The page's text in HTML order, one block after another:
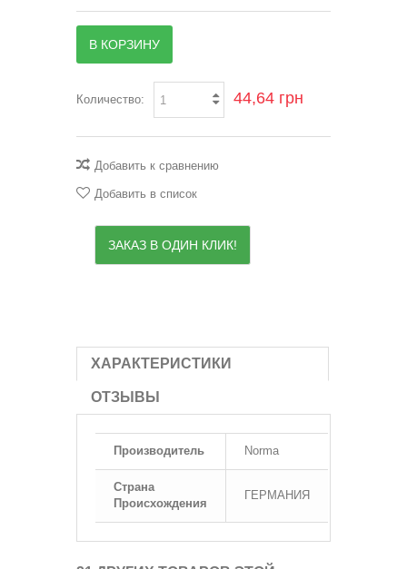
В КОРЗИНУ
Количество: 44,64 грн
Добавить к сравнению
Добавить в список
ЗАКАЗ В ОДИН КЛИК!
ХАРАКТЕРИСТИКИ
ОТЗЫВЫ
Производитель Norma
Страна
Происхождения
ГЕРМАНИЯ